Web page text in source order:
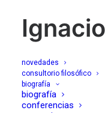
novedades
consultorio filosófico
biografía
biografía
conferencias
elogio